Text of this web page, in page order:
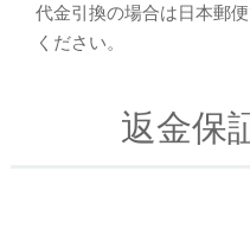
代金引換の場合は日本郵
ください。
返金保